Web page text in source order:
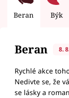
Beran Býk
Beran 8.
Rychlé akce
Nedivte se, že
se lásky a